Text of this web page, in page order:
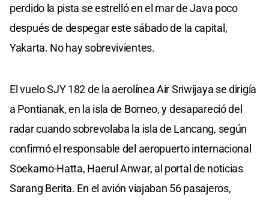
perdido la pista se estrelló en el mar de Java poco
después de despegar este sábado de la capital,
Yakarta. No hay sobrevivientes.
El vuelo SJY 182 de la aerolínea Air Sriwijaya se dirigía
a Pontianak, en la isla de Borneo, y desapareció del
radar cuando sobrevolaba la isla de Lancang, según
confirmó el responsable del aeropuerto internacional
Soekarno-Hatta, Haerul Anwar, al portal de noticias
Sarang Berita. En el avión viajaban 56 pasajeros,